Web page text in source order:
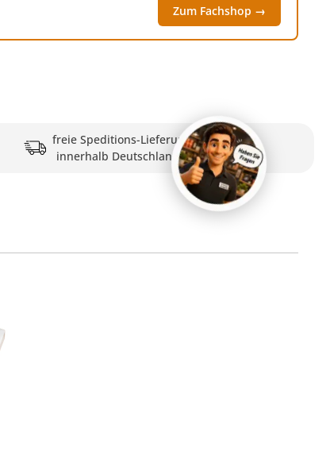
Zum Fachshop →
freie Speditions-Lieferung
innerhalb Deutschlands